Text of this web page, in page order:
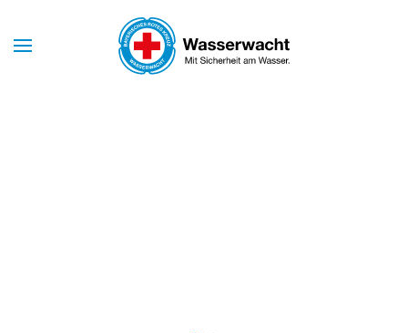
Skip to main content